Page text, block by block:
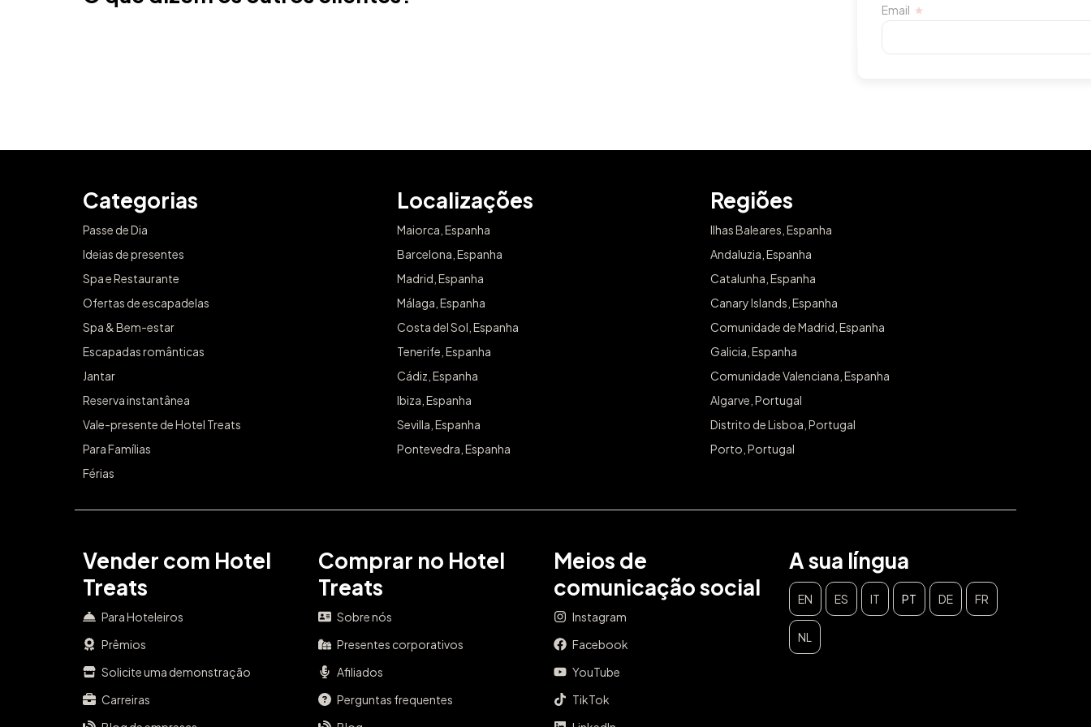
Categorias
Passe de Dia
Ideias de presentes
Spa e Restaurante
Ofertas de escapadelas
Spa & Bem-estar
Escapadas românticas
Jantar
Reserva instantânea
Vale-presente de Hotel Treats
Para Famílias
Férias
Localizações
Maiorca, Espanha
Barcelona, Espanha
Madrid, Espanha
Málaga, Espanha
Costa del Sol, Espanha
Tenerife, Espanha
Cádiz, Espanha
Ibiza, Espanha
Sevilla, Espanha
Pontevedra, Espanha
Regiões
Ilhas Baleares, Espanha
Andaluzia, Espanha
Catalunha, Espanha
Canary Islands, Espanha
Comunidade de Madrid, Espanha
Galicia, Espanha
Comunidade Valenciana, Espanha
Algarve, Portugal
Distrito de Lisboa, Portugal
Porto, Portugal
Vender com Hotel
Treats
Para Hoteleiros
Prêmios
Solicite uma demonstração
Carreiras
Comprar no Hotel
Treats
Sobre nós
Presentes corporativos
Afiliados
Perguntas frequentes
Meios de
comunicação social
Instagram
Facebook
YouTube
TikTok
A sua língua
EN ES IT PT DE FR
NL